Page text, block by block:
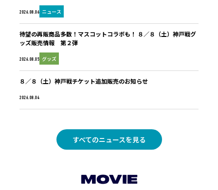
2026.08.06 ニュース
2026.08.05 グッズ
待望の再販商品多数！マスコットコラボも！ ８／８（土）神戸戦グ
ッズ販売情報 第２弾
2026.08.04
８／８（土）神戸戦チケット追加販売のお知らせ
すべてのニュースを見る
MOVIE